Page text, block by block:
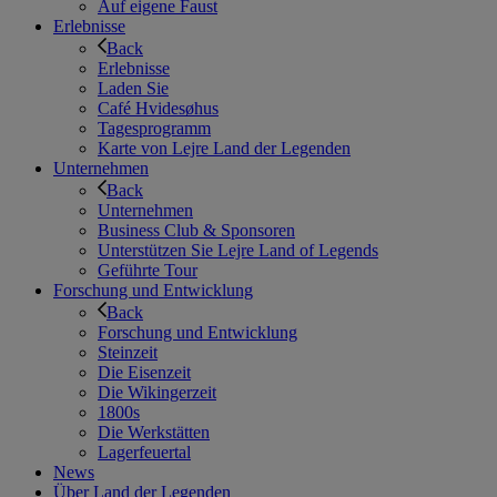
Auf eigene Faust
Erlebnisse
Back
Erlebnisse
Laden Sie
Café Hvidesøhus
Tagesprogramm
Karte von Lejre Land der Legenden
Unternehmen
Back
Unternehmen
Business Club & Sponsoren
Unterstützen Sie Lejre Land of Legends
Geführte Tour
Forschung und Entwicklung
Back
Forschung und Entwicklung
Steinzeit
Die Eisenzeit
Die Wikingerzeit
1800s
Die Werkstätten
Lagerfeuertal
News
Über Land der Legenden